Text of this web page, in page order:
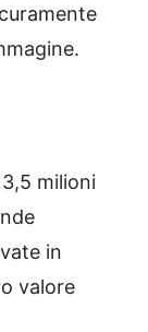
milioni
in
valore